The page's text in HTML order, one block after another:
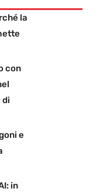
la
con
di
e
in